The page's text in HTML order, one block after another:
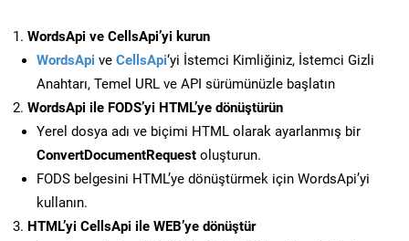
WordsApi ve CellsApi’yi kurun
WordsApi ve CellsApi‘yi İstemci Kimliğiniz, İstemci Gizli
Anahtarı, Temel URL ve API sürümünüzle başlatın
WordsApi ile FODS’yi HTML’ye dönüştürün
Yerel dosya adı ve biçimi HTML olarak ayarlanmış bir
ConvertDocumentRequest oluşturun.
FODS belgesini HTML’ye dönüştürmek için WordsApi’yi
kullanın.
HTML’yi CellsApi ile WEB’ye dönüştür